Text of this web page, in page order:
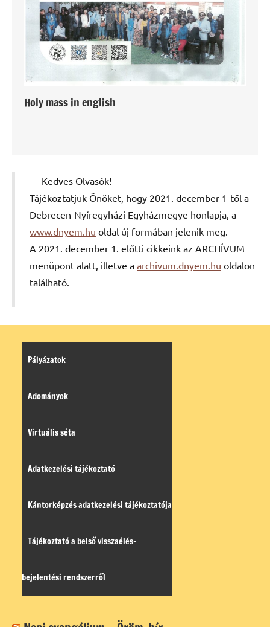
Holy mass in english
Kedves Olvasók!
Tájékoztatjuk Önöket, hogy 2021. december 1-től a
Debrecen-Nyíregyházi Egyházmegye honlapja, a
www.dnyem.hu oldal új formában jelenik meg.
A 2021. december 1. előtti cikkeink az ARCHÍVUM
menüpont alatt, illetve a archivum.dnyem.hu oldalon
található.
Pályázatok
Adományok
Virtuális séta
Adatkezelési tájékoztató
Kántorképzés adatkezelési tájékoztatója
Tájékoztató a belső visszaélés-
bejelentési rendszerről